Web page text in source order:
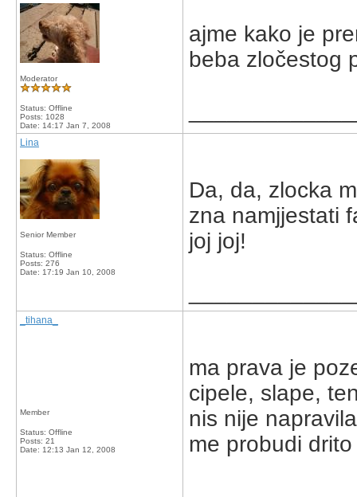
Moderator
Status: Offline
Posts: 1028
Date: 14:17 Jan 7, 2008
ajme kako je
beba zločestog
Lina
Senior Member
Status: Offline
Posts: 276
Date: 17:19 Jan 10, 2008
Da, da, zlocka
zna namjjestati
joj joj!
_tihana_
Member
Status: Offline
Posts: 21
Date: 12:13 Jan 12, 2008
ma prava je
cipele, slape,
nis nije
me probudi